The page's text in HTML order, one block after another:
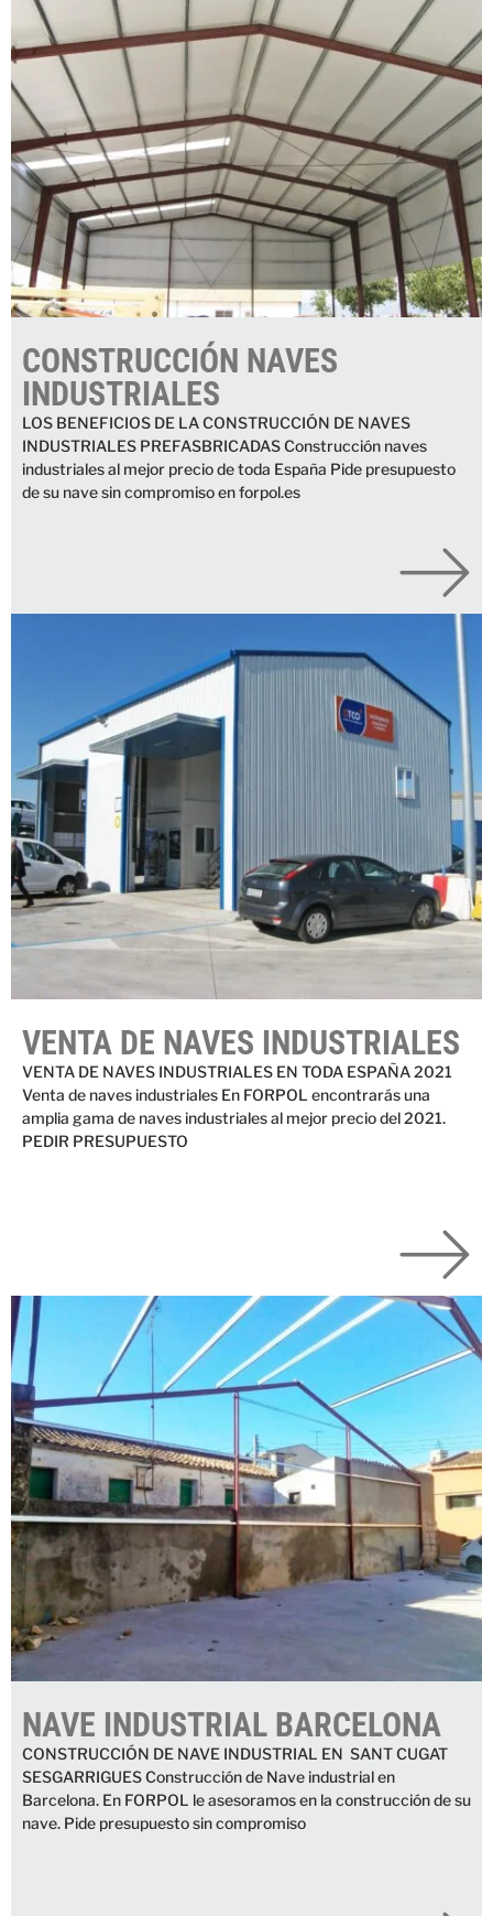
CONSTRUCCIÓN NAVES
INDUSTRIALES
LOS BENEFICIOS DE LA CONSTRUCCIÓN DE NAVES
INDUSTRIALES PREFASBRICADAS Construcción naves
industriales al mejor precio de toda España Pide presupuesto
de su nave sin compromiso en forpol.es
VENTA DE NAVES INDUSTRIALES
VENTA DE NAVES INDUSTRIALES EN TODA ESPAÑA 2021
Venta de naves industriales En FORPOL encontrarás una
amplia gama de naves industriales al mejor precio del 2021.
PEDIR PRESUPUESTO
NAVE INDUSTRIAL BARCELONA
CONSTRUCCIÓN DE NAVE INDUSTRIAL EN SANT CUGAT
SESGARRIGUES Construcción de Nave industrial en
Barcelona. En FORPOL le asesoramos en la construcción de su
nave. Pide presupuesto sin compromiso